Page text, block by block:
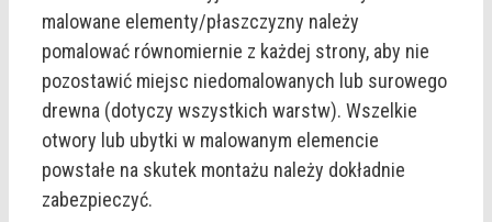
malowane elementy/płaszczyzny należy
pomalować równomiernie z każdej strony, aby nie
pozostawić miejsc niedomalowanych lub surowego
drewna (dotyczy wszystkich warstw). Wszelkie
otwory lub ubytki w malowanym elemencie
powstałe na skutek montażu należy dokładnie
zabezpieczyć.